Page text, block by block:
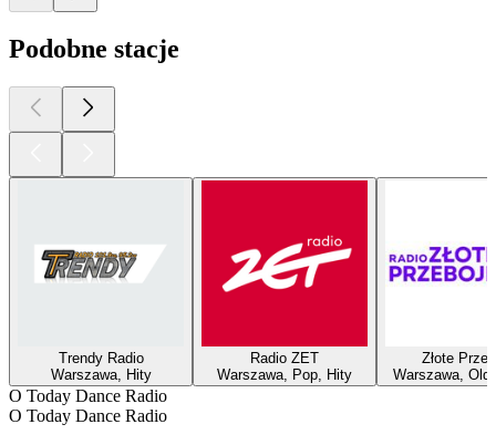
Podobne stacje
Trendy Radio
Warszawa, Hity
Radio ZET
Warszawa, Pop, Hity
Złote
Warszawa,
O Today Dance Radio
O Today Dance Radio